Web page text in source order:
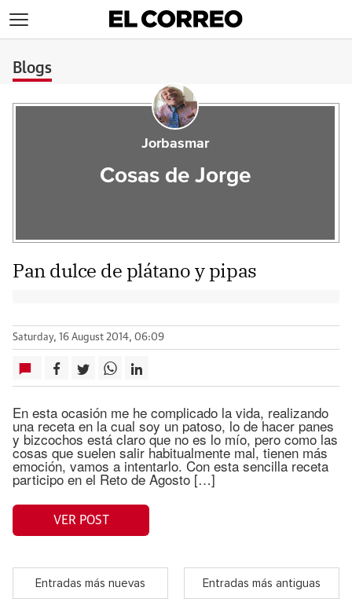
Blogs
Jorbasmar
Cosas de Jorge
Pan dulce de plátano y pipas
Saturday, 16 August 2014, 06:09
En esta ocasión me he complicado la vida, realizando
una receta en la cual soy un patoso, lo de hacer panes
y bizcochos está claro que no es lo mío, pero como las
cosas que suelen salir habitualmente mal, tienen más
emoción, vamos a intentarlo. Con esta sencilla receta
participo en el Reto de Agosto […]
VER POST
Entradas más nuevas Entradas más antiguas